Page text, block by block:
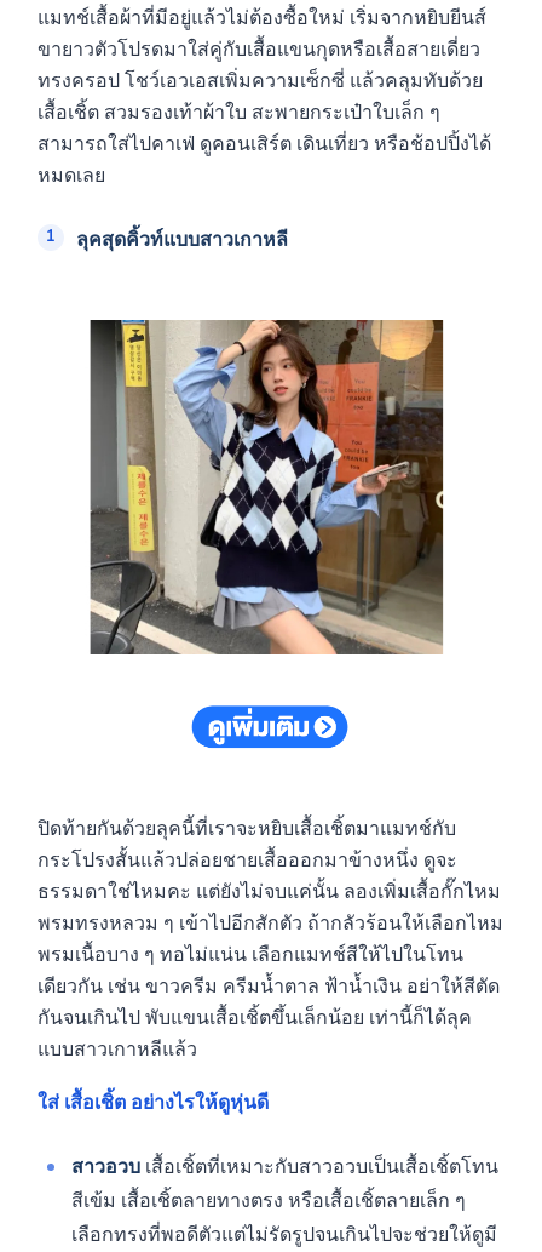
แมทช์เสื้อผ้าที่มีอยู่แล้วไม่ต้องซื้อใหม่ เริ่มจากหยิบยีนส์
ขายาวตัวโปรดมาใส่คู่กับเสื้อแขนกุดหรือเสื้อสายเดี่ยว
ทรงครอป โชว์เอวเอสเพิ่มความเซ็กซี่ แล้วคลุมทับด้วย
เสื้อเชิ้ต สวมรองเท้าผ้าใบ สะพายกระเป๋าใบเล็ก ๆ
สามารถใส่ไปคาเฟ่ ดูคอนเสิร์ต เดินเที่ยว หรือช้อปปิ้งได้
หมดเลย
ลุคสุดคิ้วท์แบบสาวเกาหลี
ปิดท้ายกันด้วยลุคนี้ที่เราจะหยิบเสื้อเชิ้ตมาแมทช์กับ
กระโปรงสั้นแล้วปล่อยชายเสื้อออกมาข้างหนึ่ง ดูจะ
ธรรมดาใช่ไหมคะ แต่ยังไม่จบแค่นั้น ลองเพิ่มเสื้อกั๊กไหม
พรมทรงหลวม ๆ เข้าไปอีกสักตัว ถ้ากลัวร้อนให้เลือกไหม
พรมเนื้อบาง ๆ ทอไม่แน่น เลือกแมทช์สีให้ไปในโทน
เดียวกัน เช่น ขาวครีม ครีมน้ำตาล ฟ้าน้ำเงิน อย่าให้สีตัด
กันจนเกินไป พับแขนเสื้อเชิ้ตขึ้นเล็กน้อย เท่านี้ก็ได้ลุค
แบบสาวเกาหลีแล้ว
ใส่ เสื้อเชิ้ต อย่างไรให้ดูหุ่นดี
สาวอวบ เสื้อเชิ้ตที่เหมาะกับสาวอวบเป็นเสื้อเชิ้ตโทน
สีเข้ม เสื้อเชิ้ตลายทางตรง หรือเสื้อเชิ้ตลายเล็ก ๆ
เลือกทรงที่พอดีตัวแต่ไม่รัดรูปจนเกินไปจะช่วยให้ดูมี